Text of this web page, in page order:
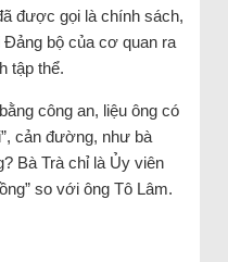
được gọi là chính sách,
bộ của cơ quan ra
tập thể.
công an, liệu ông có
cản đường, như bà
Bà Trà chỉ là Ủy viên
so với ông Tô Lâm.